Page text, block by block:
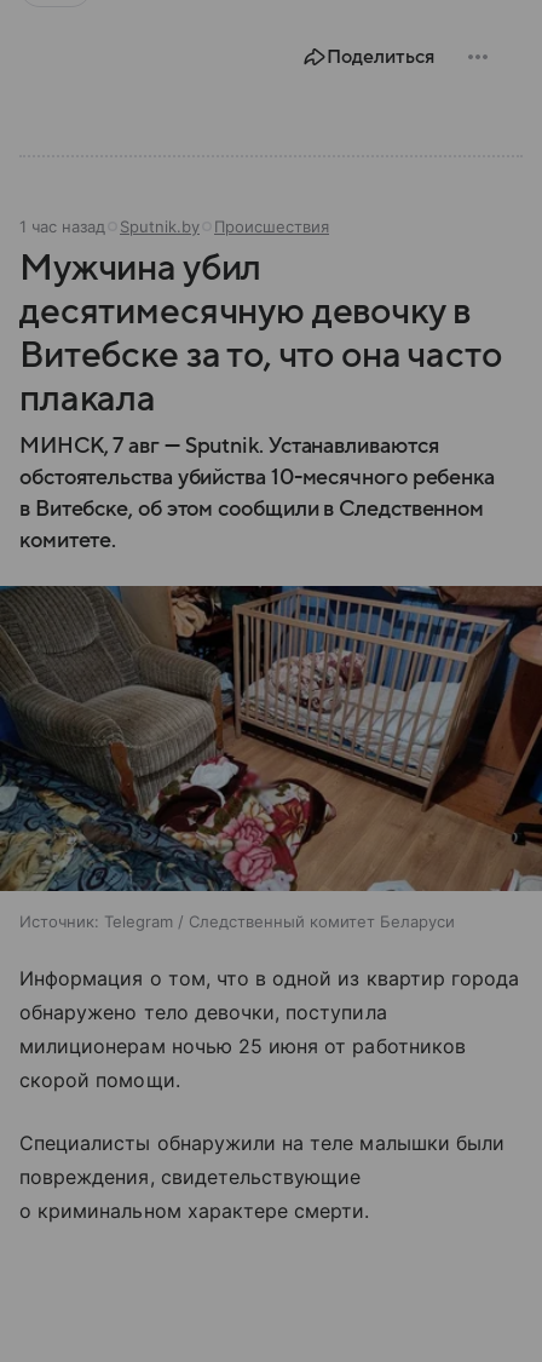
Поделиться
1 час назад Sputnik.by Происшествия
Мужчина убил
десятимесячную девочку в
Витебске за то, что она часто
плакала
МИНСК, 7 авг — Sputnik. Устанавливаются
обстоятельства убийства 10-месячного ребенка
в Витебске, об этом сообщили в Следственном
комитете.
Источник: Telegram / Следственный комитет Беларуси
Информация о том, что в одной из квартир города
обнаружено тело девочки, поступила
милиционерам ночью 25 июня от работников
скорой помощи.
Специалисты обнаружили на теле малышки были
повреждения, свидетельствующие
о криминальном характере смерти.